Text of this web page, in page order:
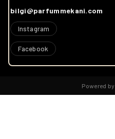
bilgi@parfummekani.com
Instagram
Facebook
Powered by